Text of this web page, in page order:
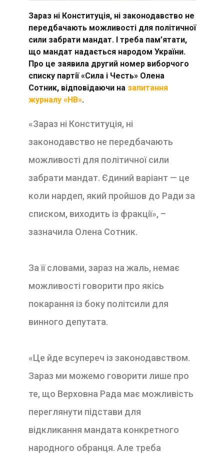
Зараз ні Конституція, ні законодавство не
передбачають можливості для політичної
сили забрати мандат. І треба пам’ятати,
що мандат надається народом України.
Про це заявила другий номер виборчого
списку партії «Сила і Честь» Олена
Сотник, відповідаючи на запитання
журналу «НВ».
«Зараз ні Конституція, ні
законодавство не передбачають
можливості для політичної сили
забрати мандат. Єдиний варіант — це
коли нардеп, який пройшов до Ради за
списком, виходить із фракції», –
зазначила Олена Сотник.
За її словами, зараз на жаль, немає
можливості говорити про якісь
покарання із боку політсили для
винного депутата.
«Це йде всупереч із законодавством.
Зараз ми можемо говорити лише про
те, що Верховна Рада має можливість
переглянути підстави для
відкликання мандата конкретного
народного обранця. Але треба